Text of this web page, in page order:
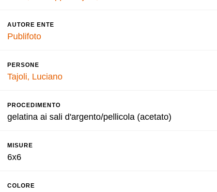
AUTORE ENTE
Publifoto
PERSONE
Tajoli, Luciano
PROCEDIMENTO
gelatina ai sali d'argento/pellicola (acetato)
MISURE
6x6
COLORE